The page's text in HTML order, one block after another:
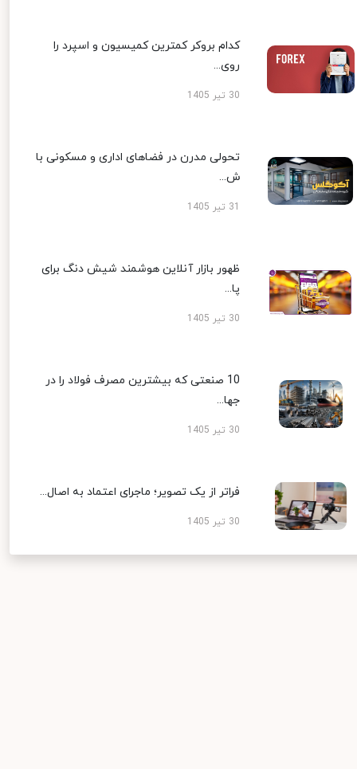
کدام بروکر کمترین کمیسیون و اسپرد را
روی...
30 تیر 1405
تحولی مدرن در فضاهای اداری و مسکونی با
ش...
ظهور بازار آنلاین هوشمند شیش دنگ برای
پا...
30 تیر 1405
10 صنعتی که بیشترین مصرف فولاد را در
جها...
30 تیر 1405
فراتر از یک تصویر؛ ماجرای اعتماد به اصال...
30 تیر 1405